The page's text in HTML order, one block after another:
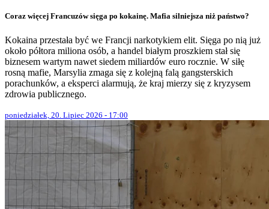
Coraz więcej Francuzów sięga po kokainę. Mafia silniejsza niż państwo?
Kokaina przestała być we Francji narkotykiem elit. Sięga po nią już
około półtora miliona osób, a handel białym proszkiem stał się
biznesem wartym nawet siedem miliardów euro rocznie. W siłę
rosną mafie, Marsylia zmaga się z kolejną falą gangsterskich
porachunków, a eksperci alarmują, że kraj mierzy się z kryzysem
zdrowia publicznego.
poniedziałek, 20. Lipiec 2026 - 17:00